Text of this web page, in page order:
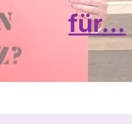
für...